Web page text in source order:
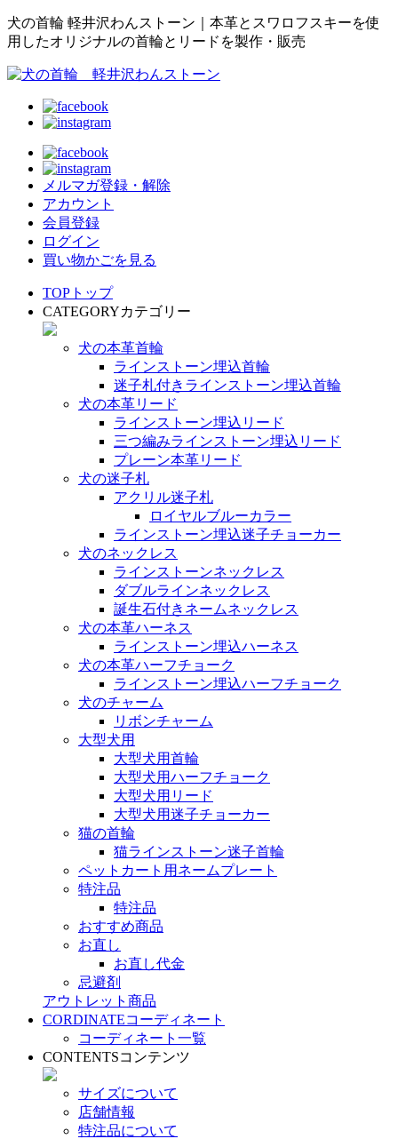
犬の首輪 軽井沢わんストーン｜本革とスワロフスキーを使
用したオリジナルの首輪とリードを製作・販売
メルマガ登録・解除
アカウント
会員登録
ログイン
買い物かごを見る
TOP トップ
CATEGORYカテゴリー
犬の本革首輪
ラインストーン埋込首輪
迷子札付きラインストーン埋込首輪
犬の本革リード
ラインストーン埋込リード
三つ編みラインストーン埋込リード
プレーン本革リード
犬の迷子札
アクリル迷子札
ロイヤルブルーカラー
ラインストーン埋込迷子チョーカー
犬のネックレス
ラインストーンネックレス
ダブルラインネックレス
誕生石付きネームネックレス
犬の本革ハーネス
ラインストーン埋込ハーネス
犬の本革ハーフチョーク
ラインストーン埋込ハーフチョーク
犬のチャーム
リボンチャーム
大型犬用
大型犬用首輪
大型犬用ハーフチョーク
大型犬用リード
大型犬用迷子チョーカー
猫の首輪
猫ラインストーン迷子首輪
ペットカート用ネームプレート
特注品
特注品
おすすめ商品
お直し
お直し代金
忌避剤
アウトレット商品
CORDINATEコーディネート
コーディネート一覧
CONTENTSコンテンツ
サイズについて
店舗情報
特注品について